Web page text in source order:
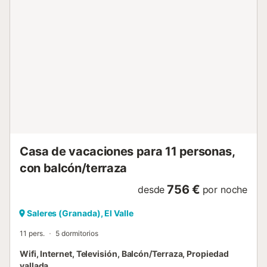
Casa de vacaciones para 11 personas,
con balcón/terraza
desde 756 € por noche
Saleres (Granada), El Valle
11 pers. 5 dormitorios
Wifi, Internet, Televisión, Balcón/Terraza, Propiedad